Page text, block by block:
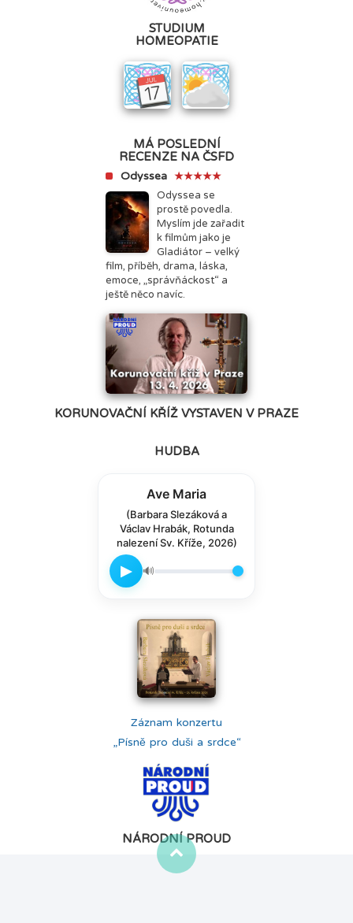
STUDIUM
HOMEOPATIE
MÁ POSLEDNÍ
RECENZE NA ČSFD
Odyssea ★★★★★
Odyssea se
prostě povedla.
Myslím jde zařadit
k filmům jako je
Gladiátor – velký
film, příběh, drama, láska,
emoce, „správňáckost“ a
ještě něco navíc.
KORUNOVAČNÍ KŘÍŽ VYSTAVEN V PRAZE
HUDBA
Ave Maria
(Barbara Slezáková a
Václav Hrabák, Rotunda
nalezení Sv. Kříže, 2026)
▶ 🔊
Záznam konzertu
„Písně pro duši a srdce“
NÁRODNÍ PROUD